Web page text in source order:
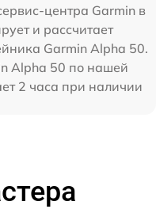
центра Garmin в
и рассчитает
Garmin Alpha 50.
Alpha 50 по нашей
2 часа при наличии